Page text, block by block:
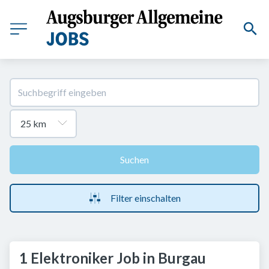
Suchen
Filter einschalten
1 Elektroniker Job in Burgau